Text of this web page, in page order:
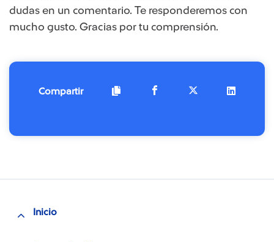
dudas en un comentario. Te responderemos con
mucho gusto. Gracias por tu comprensión.​​​
Compartir
Inicio